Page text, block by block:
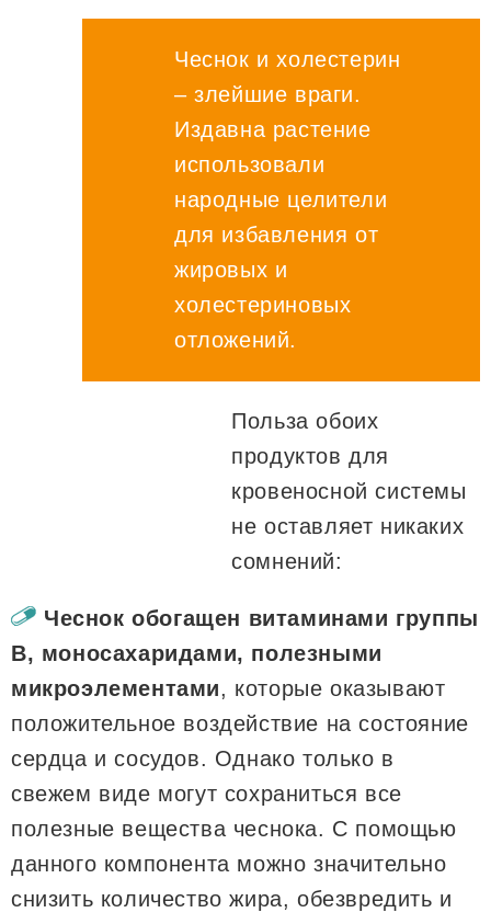
Чеснок и холестерин
– злейшие враги.
Издавна растение
использовали
народные целители
для избавления от
жировых и
холестериновых
отложений.
Польза обоих
продуктов для
кровеносной системы
не оставляет никаких
сомнений:
Чеснок обогащен витаминами группы
B, моносахаридами, полезными
микроэлементами, которые оказывают
положительное воздействие на состояние
сердца и сосудов. Однако только в
свежем виде могут сохраниться все
полезные вещества чеснока. С помощью
данного компонента можно значительно
снизить количество жира, обезвредить и